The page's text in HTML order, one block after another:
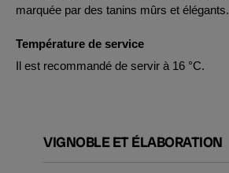
marquée par des tanins mûrs et élégants.
Température de service
Il est recommandé de servir à 16 °C.
VIGNOBLE ET ÉLABORATION